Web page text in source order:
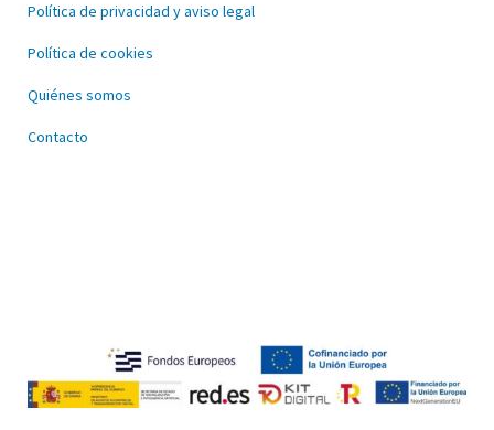
Política de privacidad y aviso legal
Política de cookies
Quiénes somos
Contacto